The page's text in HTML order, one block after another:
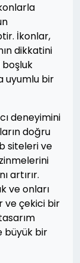
İkonlar,
dikkatini
boşluk
uyumlu bir
deneyimini
doğru
siteleri ve
artırır.
ve onları
ve çekici bir
büyük bir